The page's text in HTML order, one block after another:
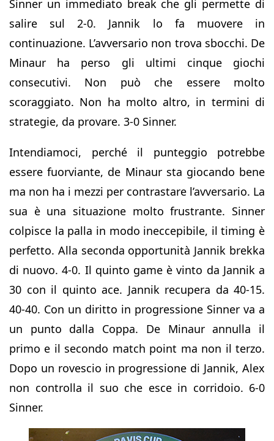
Sinner un immediato break che gli permette di
salire sul 2-0. Jannik lo fa muovere in
continuazione. L’avversario non trova sbocchi. De
Minaur ha perso gli ultimi cinque giochi
consecutivi. Non può che essere molto
scoraggiato. Non ha molto altro, in termini di
strategie, da provare. 3-0 Sinner.
Intendiamoci, perché il punteggio potrebbe
essere fuorviante, de Minaur sta giocando bene
ma non ha i mezzi per contrastare l’avversario. La
sua è una situazione molto frustrante. Sinner
colpisce la palla in modo ineccepibile, il timing è
perfetto. Alla seconda opportunità Jannik brekka
di nuovo. 4-0. Il quinto game è vinto da Jannik a
30 con il quinto ace. Jannik recupera da 40-15.
40-40. Con un diritto in progressione Sinner va a
un punto dalla Coppa. De Minaur annulla il
primo e il secondo match point ma non il terzo.
Dopo un rovescio in progressione di Jannik, Alex
non controlla il suo che esce in corridoio. 6-0
Sinner.